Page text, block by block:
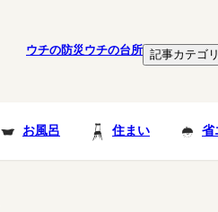
ウチの防災ウチの台所 記事カテゴリ
お風呂 住まい 省